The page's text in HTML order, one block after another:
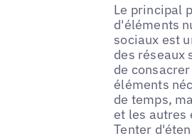
Le principal
d'éléments
sociaux est
des réseaux
de
éléments
de temps,
et les autres
Tenter